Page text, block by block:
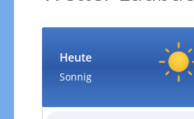
Heute
Sonnig